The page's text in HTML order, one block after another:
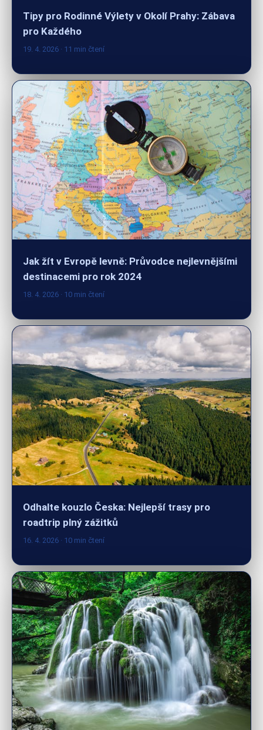
19. 4. 2026· 11 min čtení
Jak žít v Evropě levně: Průvodce nejlevnějšími
18. 4. 2026 · 10 min čtení
Odhalte kouzlo Česka: Nejlepší trasy pro
16. 4. 2026 · 10 min čtení
Objevte Moldavsko: Skvělé tipy pro